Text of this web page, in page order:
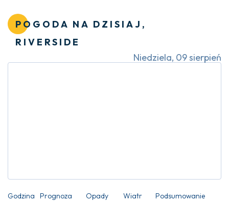
POGODA NA DZISIAJ,
RIVERSIDE
Niedziela, 09 sierpień
Godzina Prognoza Opady Wiatr Podsumowanie